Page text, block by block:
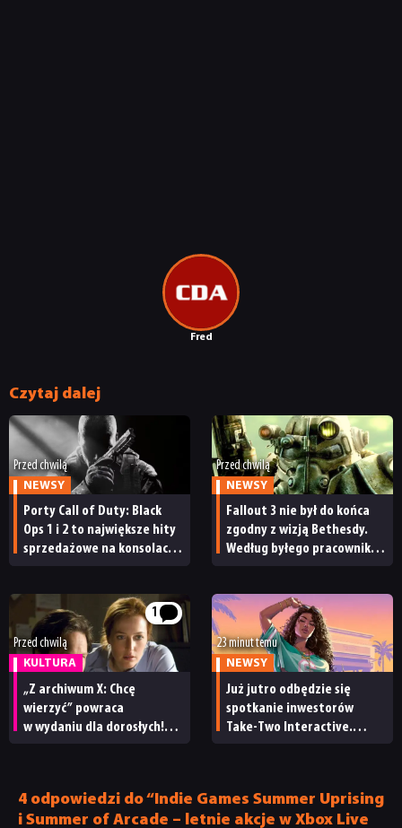
JUŻ GRALIŚMY
SKLEP
Fred
Czytaj dalej
Przed chwilą
NEWSY
Porty Call of Duty: Black
Ops 1 i 2 to największe hity
sprzedażowe na konsolach
tegoroczne premiery
Przed chwilą
NEWSY
Fallout 3 nie był do końca
zgodny z wizją Bethesdy.
Według byłego pracownika
1
Przed chwilą
KULTURA
„Z archiwum X: Chcę
wierzyć” powraca
w wydaniu dla dorosłych!
23 minut temu
NEWSY
Już jutro odbędzie się
spotkanie inwestorów
Take-Two Interactive.
4 odpowiedzi do “Indie Games Summer Uprising
i Summer of Arcade – letnie akcje w Xbox Live